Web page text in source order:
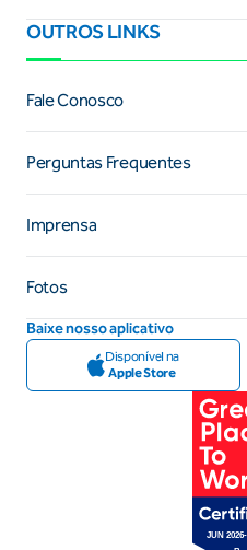
OUTROS LINKS
Fale Conosco
Perguntas Frequentes
Imprensa
Fotos
Baixe nosso aplicativo
Disponível na
Apple Store